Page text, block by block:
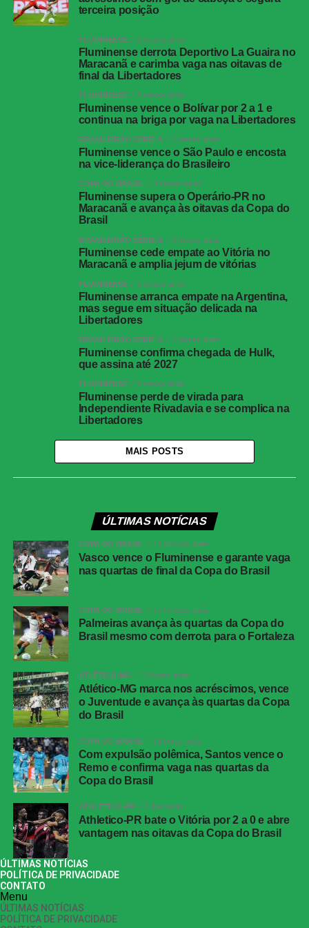
terceira posição
FLUMINENSE 2 meses atrás
Fluminense derrota Deportivo La Guaira no
Maracanã e carimba vaga nas oitavas de
final da Libertadores
FLUMINENSE 3 meses atrás
Fluminense vence o Bolívar por 2 a 1 e
continua na briga por vaga na Libertadores
BRASILEIRÃO SÉRIE A 3 meses atrás
Fluminense vence o São Paulo e encosta
na vice-liderança do Brasileiro
COPA DO BRASIL 3 meses atrás
Fluminense supera o Operário-PR no
Maracanã e avança às oitavas da Copa do
Brasil
BRASILEIRÃO SÉRIE A 3 meses atrás
Fluminense cede empate ao Vitória no
Maracanã e amplia jejum de vitórias
FLUMINENSE 3 meses atrás
Fluminense arranca empate na Argentina,
mas segue em situação delicada na
Libertadores
BRASILEIRÃO SÉRIE A 3 meses atrás
Fluminense confirma chegada de Hulk,
que assina até 2027
FLUMINENSE 4 meses atrás
Fluminense perde de virada para
Independiente Rivadavia e se complica na
Libertadores
MAIS POSTS
ÚLTIMAS NOTÍCIAS
COPA DO BRASIL 10 minutos atrás
Vasco vence o Fluminense e garante vaga
nas quartas de final da Copa do Brasil
COPA DO BRASIL 17 minutos atrás
Palmeiras avança às quartas da Copa do
Brasil mesmo com derrota para o Fortaleza
ATLÉTICO-MG 18 horas atrás
Atlético-MG marca nos acréscimos, vence
o Juventude e avança às quartas da Copa
do Brasil
COPA DO BRASIL 18 horas atrás
Com expulsão polêmica, Santos vence o
Remo e confirma vaga nas quartas da
Copa do Brasil
ATHLETICO-PR 2 dias atrás
Athletico-PR bate o Vitória por 2 a 0 e abre
vantagem nas oitavas da Copa do Brasil
ÚLTIMAS NOTÍCIAS
POLÍTICA DE PRIVACIDADE
CONTATO
Menu
ÚLTIMAS NOTÍCIAS
POLÍTICA DE PRIVACIDADE